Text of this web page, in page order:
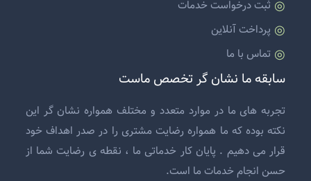
ثبت درخواست خدمات
پرداخت آنلاین
تماس با ما
سابقه ما نشان گر تخصص ماست
تجربه های ما در موارد متعدد و مختلف همواره نشان گر این
نکته بوده که ما همواره رضایت مشتری را در صدر اهداف خود
قرار می دهیم . پایان کار خدماتی ما ، نقطه ی رضایت شما از
حسن انجام خدمات ما است.